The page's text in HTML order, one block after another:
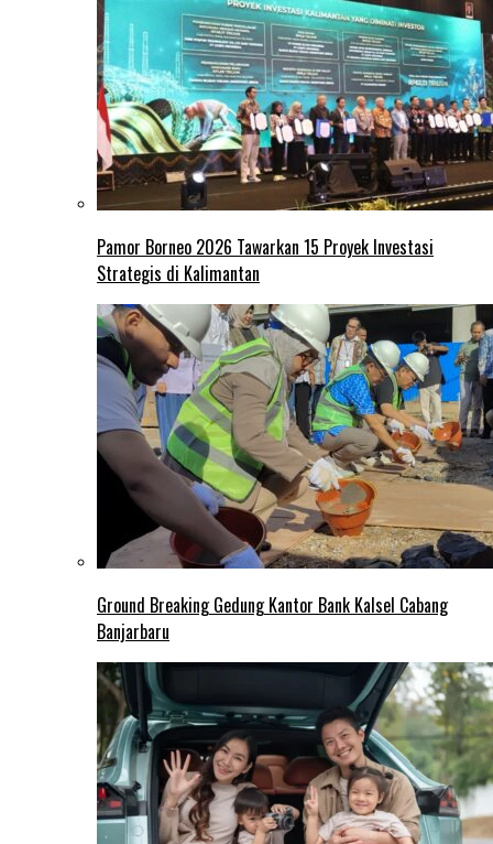
Pamor Borneo 2026 Tawarkan 15 Proyek Investasi
Strategis di Kalimantan
Ground Breaking Gedung Kantor Bank Kalsel Cabang
Banjarbaru